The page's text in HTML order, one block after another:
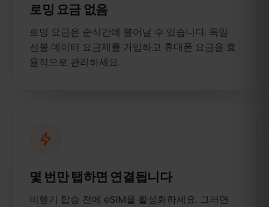
로밍 요금 없음
로밍 요금은 순식간에 불어날 수 있습니다. 독일
선불 데이터 요금제를 가입하고 휴대폰 요금을 효
율적으로 관리하세요.
몇 번만 탭하면 연결됩니다
비행기 탑승 전에 eSIM을 활성화하세요. 그러면